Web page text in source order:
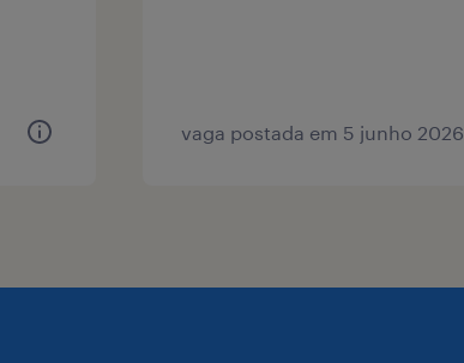
vaga postada em 5 junho 2026